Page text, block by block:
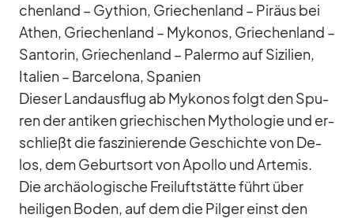
chen­land – Gy­thion, Grie­chen­land – Pi­räus bei
Athen, Grie­chen­land – My­ko­nos, Grie­chen­land –
San­to­rin, Grie­chen­land – Pa­lermo auf Si­zi­lien,
Ita­lien – Bar­ce­lona, Spa­nien
Die­ser Land­aus­flug ab My­ko­nos folgt den Spu­
ren der an­ti­ken grie­chi­schen My­tho­lo­gie und er­
schließt die fas­zi­nie­rende Ge­schichte von De­
los, dem Ge­burts­ort von Apollo und Ar­te­mis.
Die ar­chäo­lo­gi­sche Frei­luft­stätte führt über
hei­li­gen Bo­den, auf dem die Pil­ger einst den